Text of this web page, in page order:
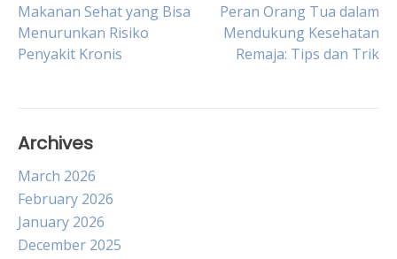
Post
navigation
Makanan Sehat yang Bisa
Menurunkan Risiko
Penyakit Kronis
Peran Orang Tua dalam
Mendukung Kesehatan
Remaja: Tips dan Trik
Archives
March 2026
February 2026
January 2026
December 2025